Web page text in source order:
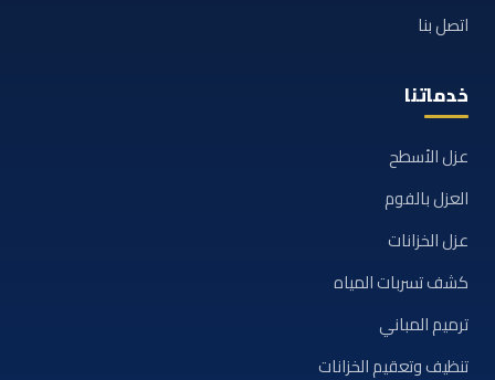
اتصل بنا
خدماتنا
عزل الأسطح
العزل بالفوم
عزل الخزانات
كشف تسربات المياه
ترميم المباني
تنظيف وتعقيم الخزانات